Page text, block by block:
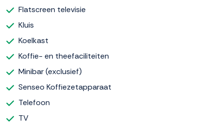
Flatscreen televisie
Kluis
Koelkast
Koffie- en theefaciliteiten
Minibar (exclusief)
Senseo Koffiezetapparaat
Telefoon
TV